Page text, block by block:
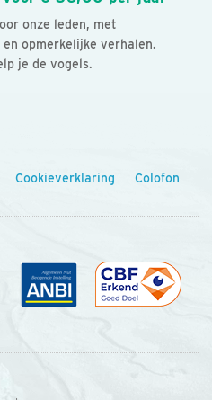
onze leden, met
opmerkelijke verhalen.
je de vogels.
Cookieverklaring Colofon